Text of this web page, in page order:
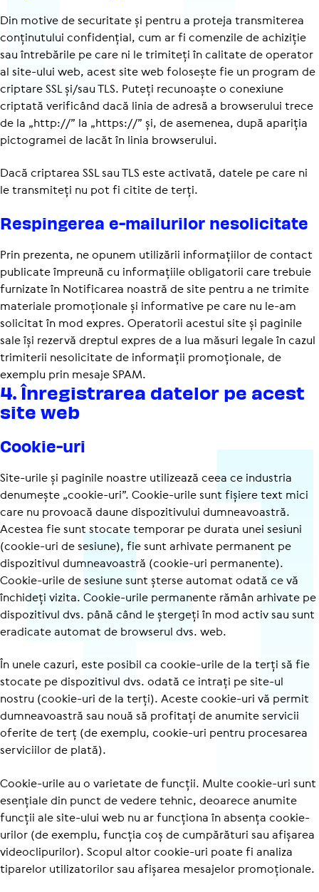
Din motive de securitate și pentru a proteja transmiterea
conținutului confidențial, cum ar fi comenzile de achiziție
sau întrebările pe care ni le trimiteți în calitate de operator
al site-ului web, acest site web folosește fie un program de
criptare SSL și/sau TLS. Puteți recunoaște o conexiune
criptată verificând dacă linia de adresă a browserului trece
de la „http://” la „https://” și, de asemenea, după apariția
pictogramei de lacăt în linia browserului.
Dacă criptarea SSL sau TLS este activată, datele pe care ni
le transmiteți nu pot fi citite de terți.
Respin­gerea e-mailu­rilor neso­li­ci­tate
Prin prezenta, ne opunem utilizării informațiilor de contact
publicate împreună cu informațiile obligatorii care trebuie
furnizate în Notificarea noastră de site pentru a ne trimite
materiale promoționale și informative pe care nu le-am
solicitat în mod expres. Operatorii acestui site și paginile
sale își rezervă dreptul expres de a lua măsuri legale în cazul
trimiterii nesolicitate de informații promoționale, de
exemplu prin mesaje SPAM.
4. Înre­gis­trarea datelor pe acest
site web
Cookie-uri
Site-urile și paginile noastre utilizează ceea ce industria
denumește „cookie-uri”. Cookie-urile sunt fișiere text mici
care nu provoacă daune dispozitivului dumneavoastră.
Acestea fie sunt stocate temporar pe durata unei sesiuni
(cookie-uri de sesiune), fie sunt arhivate permanent pe
dispozitivul dumneavoastră (cookie-uri permanente).
Cookie-urile de sesiune sunt șterse automat odată ce vă
închideți vizita. Cookie-urile permanente rămân arhivate pe
dispozitivul dvs. până când le ștergeți în mod activ sau sunt
eradicate automat de browserul dvs. web.
În unele cazuri, este posibil ca cookie-urile de la terți să fie
stocate pe dispozitivul dvs. odată ce intrați pe site-ul
nostru (cookie-uri de la terți). Aceste cookie-uri vă permit
dumneavoastră sau nouă să profitați de anumite servicii
oferite de terț (de exemplu, cookie-uri pentru procesarea
serviciilor de plată).
Cookie-urile au o varietate de funcții. Multe cookie-uri sunt
esențiale din punct de vedere tehnic, deoarece anumite
funcții ale site-ului web nu ar funcționa în absența cookie-
urilor (de exemplu, funcția coș de cumpărături sau afișarea
vide­o­cli­pu­rilor). Scopul altor cookie-uri poate fi analiza
tiparelor utilizatorilor sau afișarea mesajelor promoționale.